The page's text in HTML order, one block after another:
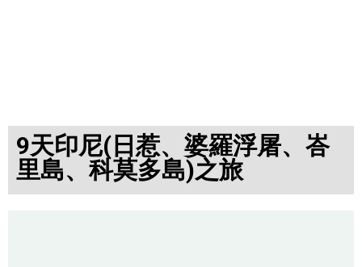
9天印尼(日惹、婆羅浮屠、峇
里島、科莫多島)之旅